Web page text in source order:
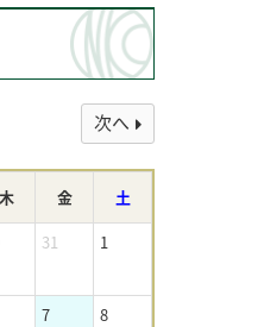
次へ
木 金
土
31 1
7 8